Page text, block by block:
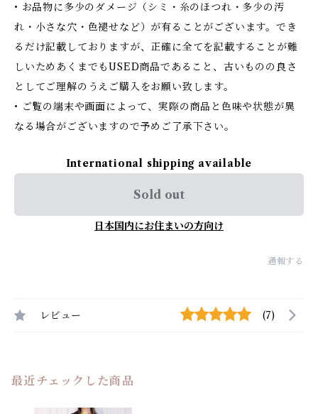
• お品物に多少のダメージ（シミ・糸のほつれ・多少の汚
れ・小さな穴・色褪せなど）が有ることがございます。でき
るだけ記載しておりますが、正確に全てを記載することが難
しいためあくまでもUSED商品であること、古いものの良さ
としてご理解のうえご購入をお願い致します。
• ご覧の端末や画面によって、実際の商品と色味や状態が異
なる場合がございますので予めご了承下さい。
International shipping available
Sold out
日本国内にお住まいの方向け
通報する
レビュー (7)
最近チェックした商品